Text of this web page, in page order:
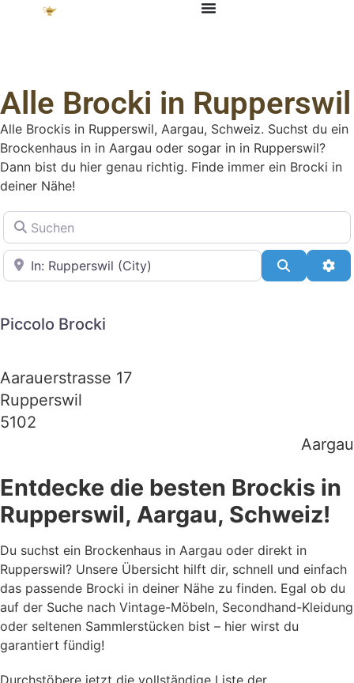
Alle Brocki in Rupperswil
Alle Brockis in Rupperswil, Aargau, Schweiz. Suchst du ein
Brockenhaus in in Aargau oder sogar in in Rupperswil?
Dann bist du hier genau richtig. Finde immer ein Brocki in
deiner Nähe!
Suchen
in der Nähe
Suchen
Piccolo Brocki
Aarauerstrasse 17
Rupperswil
5102
Aargau
Entdecke die besten Brockis in
Rupperswil, Aargau, Schweiz!
Du suchst ein Brockenhaus in Aargau oder direkt in
Rupperswil? Unsere Übersicht hilft dir, schnell und einfach
das passende Brocki in deiner Nähe zu finden. Egal ob du
auf der Suche nach Vintage-Möbeln, Secondhand-Kleidung
oder seltenen Sammlerstücken bist – hier wirst du
garantiert fündig!